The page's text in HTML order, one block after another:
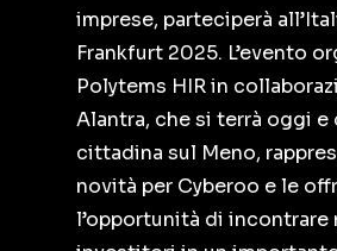
imprese, parteciperà
Frankfurt 2025. L’evento
Polytems HIR in
Alantra, che si terrà oggi e
cittadina sul Meno,
novità per Cyberoo e le
l’opportunità di incontrare